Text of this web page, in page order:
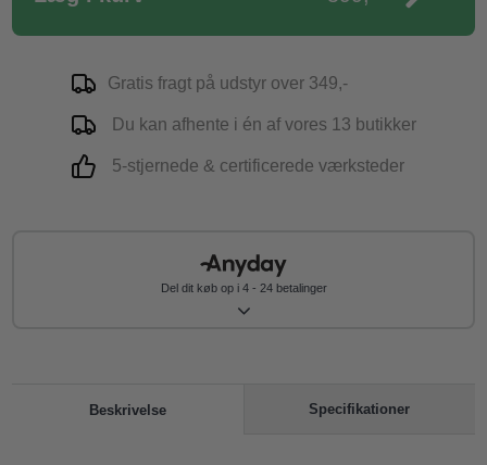
Gratis fragt på udstyr over 349,-
Du kan afhente i én af vores 13 butikker
5-stjernede & certificerede værksteder
Del dit køb op i 4 - 24 betalinger
Beskrivelse Specifikationer